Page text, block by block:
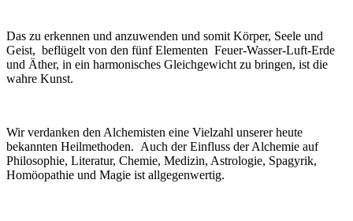
Das zu erkennen und anzuwenden und somit Körper, Seele und
Geist, beflügelt von den fünf Elementen Feuer-Wasser-Luft-Erde
und Äther, in ein harmonisches Gleichgewicht zu bringen, ist die
wahre Kunst.
Wir verdanken den Alchemisten eine Vielzahl unserer heute
bekannten Heilmethoden. Auch der Einfluss der Alchemie auf
Philosophie, Literatur, Chemie, Medizin, Astrologie, Spagyrik,
Homöopathie und Magie ist allgegenwertig.